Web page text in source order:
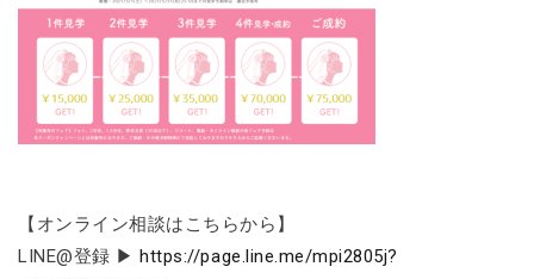
【オンライン相談はこちらから】
LINE@登録 ▶ https://page.line.me/mpi2805j?